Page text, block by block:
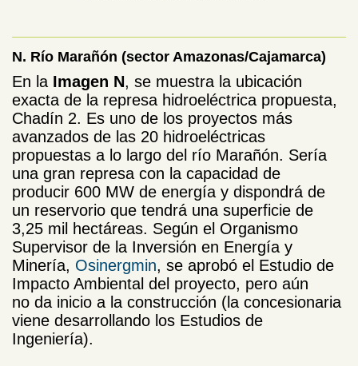
N. Río Marañón (sector Amazonas/Cajamarca)
En la Imagen N, se muestra la ubicación
exacta de la represa hidroeléctrica propuesta,
Chadín 2. Es uno de los proyectos más
avanzados de las 20 hidroeléctricas
propuestas a lo largo del río Marañón. Sería
una gran represa con la capacidad de
producir 600 MW de energía y dispondrá de
un reservorio que tendrá una superficie de
3,25 mil hectáreas. Según el Organismo
Supervisor de la Inversión en Energía y
Minería, Osinergmin, se aprobó el Estudio de
Impacto Ambiental del proyecto, pero aún
no da inicio a la construcción (la concesionaria
viene desarrollando los Estudios de
Ingeniería).